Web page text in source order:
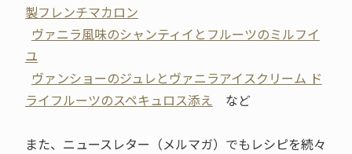
製フレンチマカロン
ヴァニラ風味のシャンティイとフルーツのミルフイ
ユ
ヴァンショーのジュレとヴァニラアイスクリーム ド
ライフルーツのスペキュロス添え など
また、ニュースレター（メルマガ）でもレシピを続々